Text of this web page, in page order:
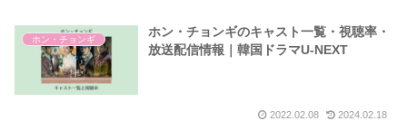
ホン・チョンギ
ホン・チョンギのキャスト一覧・視聴率・
放送配信情報｜韓国ドラマU-NEXT
2022.02.08 2024.02.18